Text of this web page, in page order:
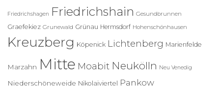
:Friedrichshagen Friedrichshain Gesundbrunnen
Graefekiez Grunewald Grünau Hermsdorf Hohenschönhausen
Kreuzberg Köpenick Lichtenberg Marienfelde
Marzahn Mitte Moabit Neukölln Neu Venedig
Niederschöneweide Nikolaiviertel Pankow